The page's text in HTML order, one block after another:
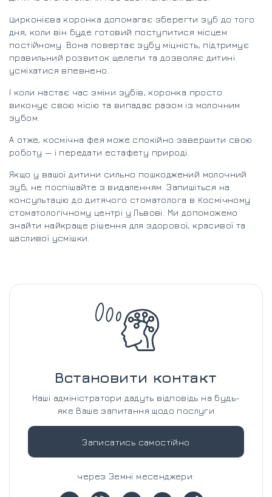
Цирконієва коронка допомагає зберегти зуб до того
дня, коли він буде готовий поступитися місцем
постійному. Вона повертає зубу міцність, підтримує
правильний розвиток щелепи та дозволяє дитині
усміхатися впевнено.
І коли настає час зміни зубів, коронка просто
виконує свою місію та випадає разом із молочним
зубом.
А отже, космічна фея може спокійно завершити свою
роботу — і передати естафету природі.
Якщо у вашої дитини сильно пошкоджений молочний
зуб, не поспішайте з видаленням. Запишіться на
консультацію до дитячого стоматолога в Космічному
стоматологічному центрі у Львові. Ми допоможемо
знайти найкраще рішення для здорової, красивої та
щасливої усмішки.
Встановити контакт
Наші адміністратори дадуть відповідь на будь-
яке Ваше запитання щодо послуги
Записатись самостійно
через Земні месенджери: